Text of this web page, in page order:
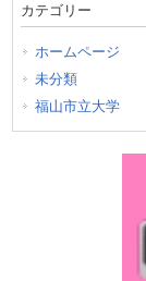
カテゴリー
ホームページ
未分類
福山市立大学